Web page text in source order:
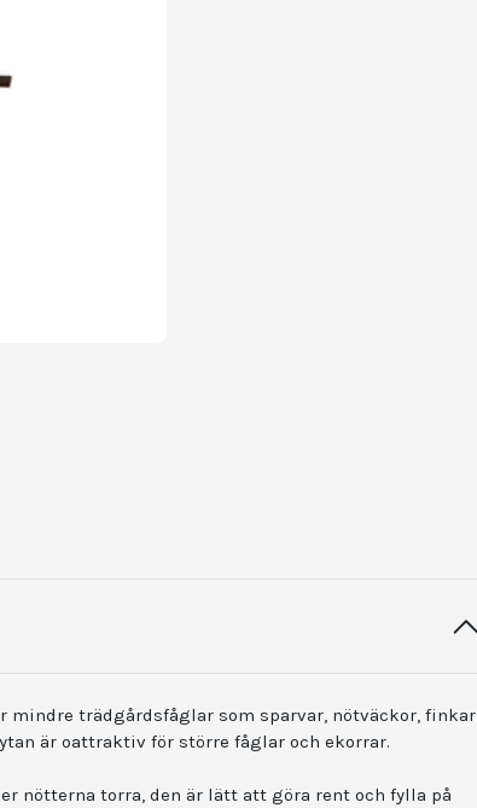
mindre trädgårdsfåglar som sparvar, nötväckor, finkar
är oattraktiv för större fåglar och ekorrar.
nötterna torra, den är lätt att göra rent och fylla på